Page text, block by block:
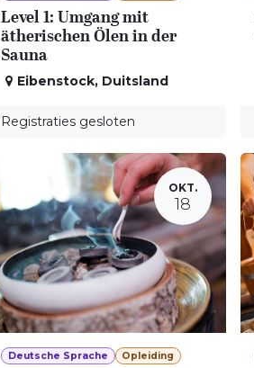
Level 1: Umgang mit
ätherischen Ölen in der
Sauna
Eibenstock, Duitsland
Registraties gesloten
OKT.
18
Deutsche Sprache Opleiding